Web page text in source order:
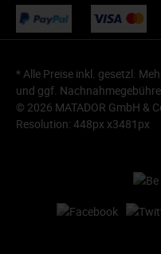
* Alle Preise inkl. gesetzl.
und ggf.
© 2026 MATADOR GmbH &
Resolution: 448px x3481px